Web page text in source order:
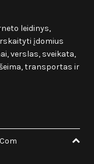
leidinys,
įdomius
verslas, sveikata,
transportas ir